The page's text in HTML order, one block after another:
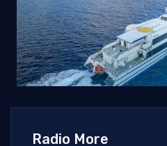
Radio More